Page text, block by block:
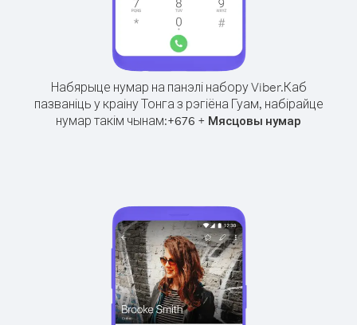
Набярыце нумар на панэлі набору Viber.Каб
пазваніць у краіну Тонга з рэгіёна Гуам, набірайце
нумар такім чынам:+676 + Мясцовы нумар